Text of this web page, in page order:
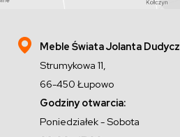
Meble Świata Jolanta Dudycz
Strumykowa 11,
66-450 Łupowo
Godziny otwarcia:
Poniedziałek - Sobota